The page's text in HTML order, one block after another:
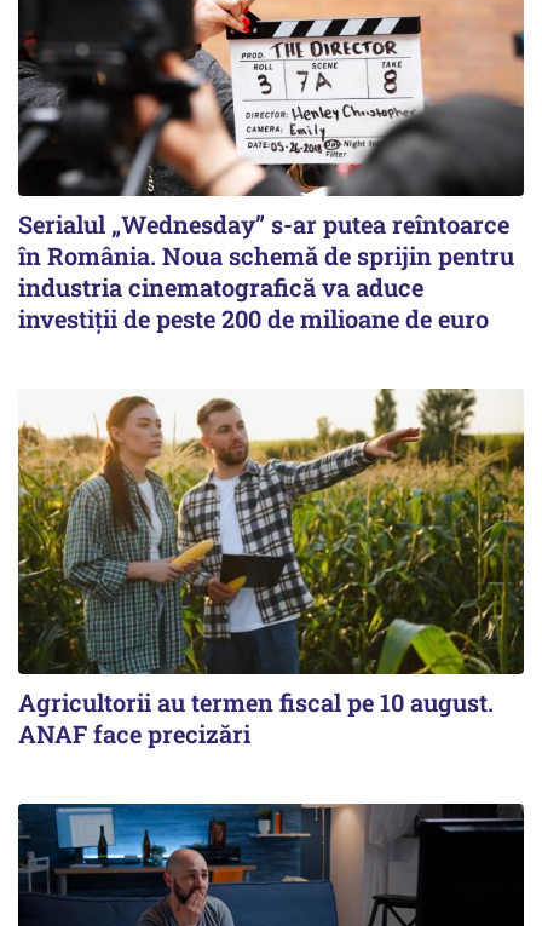
Serialul „Wednesday” s-ar putea reîntoarce
în România. Noua schemă de sprijin pentru
industria cinematografică va aduce
investiții de peste 200 de milioane de euro
Agricultorii au termen fiscal pe 10 august.
ANAF face precizări